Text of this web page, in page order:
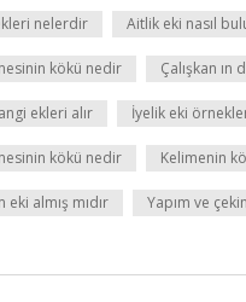
nelerdir Aitlik eki nasıl
kökü nedir Çalışkan
ekleri alır İyelik eki
kökü nedir Kelimenin
eki almış mıdır Yapım ve